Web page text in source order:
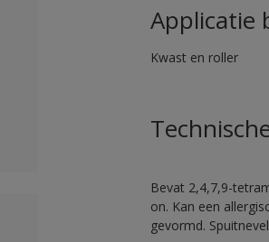
Applicatie
Kwast en roller
Bevat 2,4,7,9-
on. Kan een
gevormd.